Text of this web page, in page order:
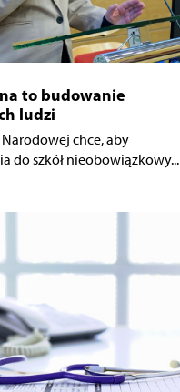
to budowanie
ludzi
chce, aby
do szkół nieobowiązkowy...